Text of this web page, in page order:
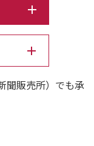
聞販売所）でも承